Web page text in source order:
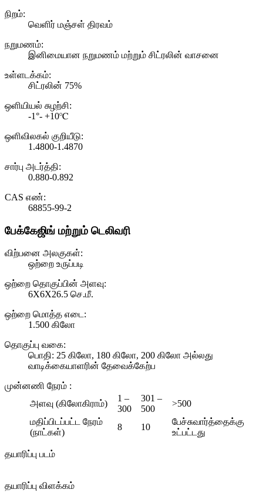
நிறம்:
வெளிர் மஞ்சள் திரவம்
நறுமணம்:
இனிமையான நறுமணம் மற்றும் சிட்ரலின் வாசனை
உள்ளடக்கம்:
சிட்ரலின் 75%
ஒளியியல் சுழற்சி:
-1°- +10℃
ஒளிவிலகல் குறியீடு:
1.4800-1.4870
சார்பு அடர்த்தி:
0.880-0.892
CAS எண்:
68855-99-2
பேக்கேஜிங் மற்றும் டெலிவரி
விற்பனை அலகுகள்:
ஒற்றை உருப்படி
ஒற்றை தொகுப்பின் அளவு:
6X6X26.5 செ.மீ.
ஒற்றை மொத்த எடை:
1.500 கிலோ
தொகுப்பு வகை:
பொதி: 25 கிலோ, 180 கிலோ, 200 கிலோ அல்லது
வாடிக்கையாளரின் தேவைக்கேற்ப
முன்னணி நேரம் :
அளவு (கிலோகிராம்)
1 –
300
301 –
500
>500
மதிப்பிடப்பட்ட நேரம்
(நாட்கள்)
8 10
பேச்சுவார்த்தைக்கு
உட்பட்டது
தயாரிப்பு படம்
தயாரிப்பு விளக்கம்